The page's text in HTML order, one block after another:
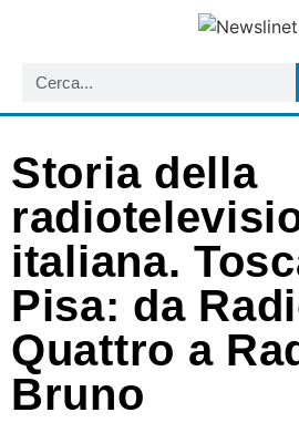
Storia della
italiana.
Pisa: da
Quattro a
Bruno